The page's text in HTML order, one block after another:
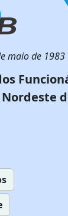
maio de 1983